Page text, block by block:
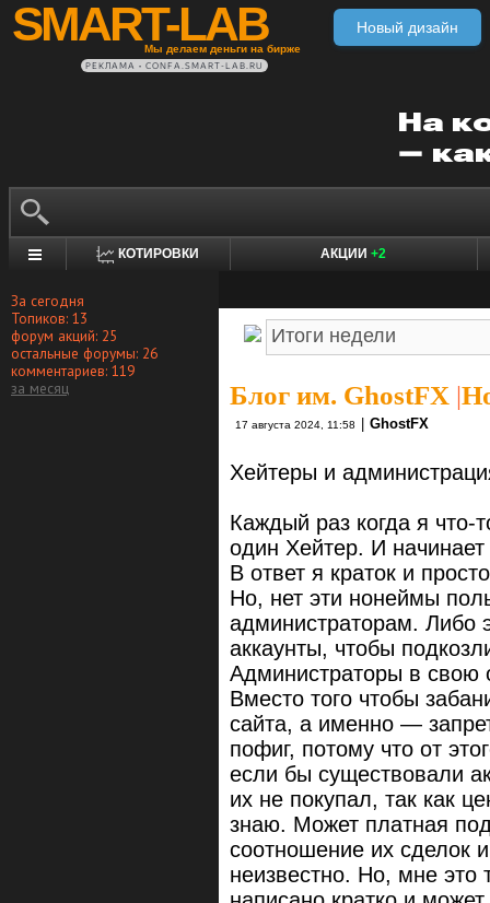
SMART-LAB
Мы делаем деньги на бирже
Новый дизайн
РЕКЛАМА • CONFA.SMART-LAB.RU
КОТИРОВКИ АКЦИИ +2
За сегодня
Топиков: 13
форум акций: 25
остальные форумы: 26
комментариев: 119
за месяц
Блог им. GhostFX |
17 августа 2024, 11:58 GhostFX
Хейтеры и
Каждый раз когда я что-
один Хейтер. И
В ответ я краток и
Но, нет эти нонеймы
администраторам. Либо
аккаунты, чтобы
Администраторы в свою
Вместо того чтобы
сайта, а именно —
пофиг, потому что от
если бы существовали
их не покупал, так как
знаю. Может платная
соотношение их сделок
неизвестно. Но, мне